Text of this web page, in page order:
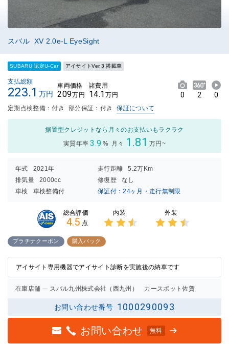
スバル XV 2.0e-L EyeSight
SUBARU 認定U-Car アイサイトVer.3 搭載車
支払総額
223.1 万円
車両価格
209万円
諸費用
14.1 万円 0 2 0
定期点検整備：付き 部分保証：付き 保証について
据置型クレジットなら月々のお支払いもラクラク
実質年率 3.9 % 月々 1.81 万円~
年式 2021年 走行距離
5.2万Km
排気量
2000cc 修復歴
なし
車検
車検整備付 保証付：24ヶ月・走行無制限
総合評価
4.5 点
内装
2.5点
外装
プラチナクーポン 購入パック
アイサイト専用機器でアイサイト診断を実施後の納車です
在庫店舗 スバル九州株式会社（西九州） カースポット佐賀
お問い合わせ番号 1000290093
お問い合わせ 無料